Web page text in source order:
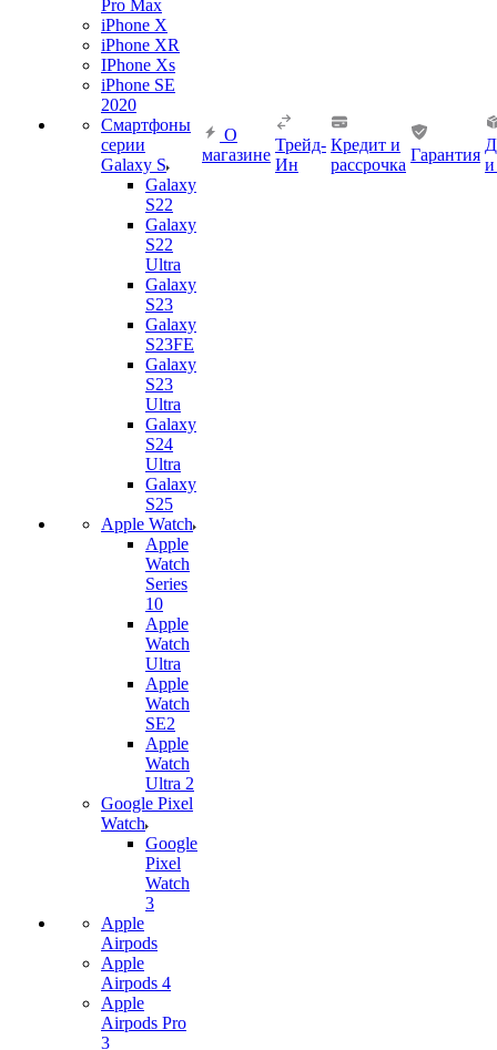
Pro Max
iPhone X
iPhone XR
IPhone Xs
iPhone SE
2020
Смартфоны
серии
Galaxy S
Galaxy
S22
Galaxy
S22
Ultra
Galaxy
S23
Galaxy
S23FE
Galaxy
S23
Ultra
Galaxy
S24
Ultra
Galaxy
S25
Apple Watch
Apple
Watch
Series
10
Apple
Watch
Ultra
Apple
Watch
SE2
Apple
Watch
Ultra 2
Google Pixel
Watch
Google
Pixel
Watch
3
Apple
Airpods
Apple
Airpods 4
Apple
Airpods Pro
3
О
магазине
Трейд-
Ин
Кредит и
рассрочка
Гарантия
и